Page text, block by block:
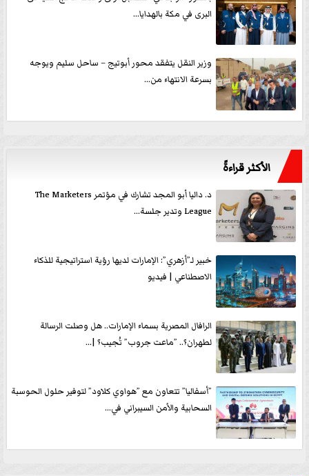
البرى في مكة بالهدايا...
وزير النقل يتفقد محور أبوتيج – ساحل سليم ويوجه
بسرعة الانتهاء من...
الأكثر قراءةً
د. داليا أبو المجد تشارك في مؤتمر The Marketers
League وتدير جلسة...
خبير لـ”أزهري”: الإمارات لديها رؤية استراتيجية للذكاء
الاصطناعي | فيديو
الرافال المصرية بسماء الإمارات.. هل وصلت الرسالة
لطهران؟.. ”ماعت جروب” تُجيب؟ |...
”أسفاليا” تتعاون مع ”هواوي كلاود” لتوفير حلول الحوسبة
السحابية والأمن السيبراني في...